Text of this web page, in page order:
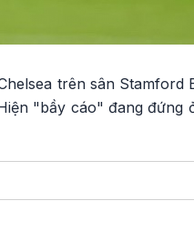
trên sân
"bầy cáo" đang đứng